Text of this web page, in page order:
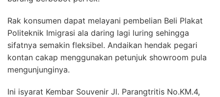
Rak konsumen dapat melayani pembelian Beli Plakat
Politeknik Imigrasi ala daring lagi luring sehingga
sifatnya semakin fleksibel. Andaikan hendak pegari
kontan cakap menggunakan petunjuk showroom pula
mengunjunginya.
Ini isyarat Kembar Souvenir Jl. Parangtritis No.KM.4,